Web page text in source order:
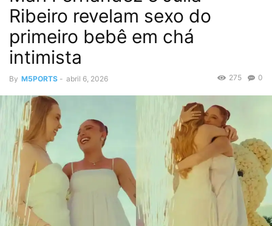
Ribeiro revelam sexo do
primeiro bebê em chá
intimista
By M5PORTS - abril 6, 2026 0
275